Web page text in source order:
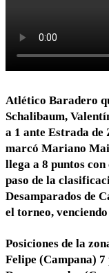
Atlético Baradero
Schalibaum,
a 1 ante Estrada de
marcó Mariano
llega a 8 puntos
paso de la
Desamparados de
el torneo,
Posiciones de la
Felipe (Campana)